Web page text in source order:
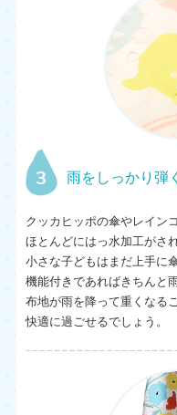
3 雨をしっかり弾
クッカヒッポの傘やレイン
ほとんどにはっ水加工がさ
小さな子どもはまだ上手に
機能付きであればきちんと
布地が雨を降って重くなる
快適に過ごせるでしょう。